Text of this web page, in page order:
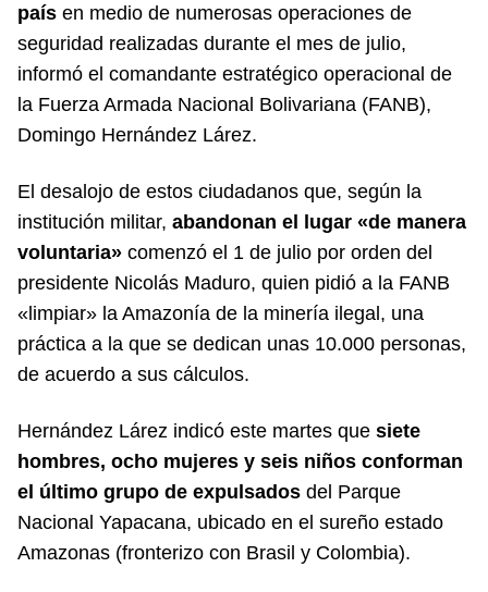
país en medio de numerosas operaciones de
seguridad realizadas durante el mes de julio,
informó el comandante estratégico operacional de
la Fuerza Armada Nacional Bolivariana (FANB),
Domingo Hernández Lárez.
El desalojo de estos ciudadanos que, según la
institución militar, abandonan el lugar «de manera
voluntaria» comenzó el 1 de julio por orden del
presidente Nicolás Maduro, quien pidió a la FANB
«limpiar» la Amazonía de la minería ilegal, una
práctica a la que se dedican unas 10.000 personas,
de acuerdo a sus cálculos.
Hernández Lárez indicó este martes que siete
hombres, ocho mujeres y seis niños conforman
el último grupo de expulsados del Parque
Nacional Yapacana, ubicado en el sureño estado
Amazonas (fronterizo con Brasil y Colombia).